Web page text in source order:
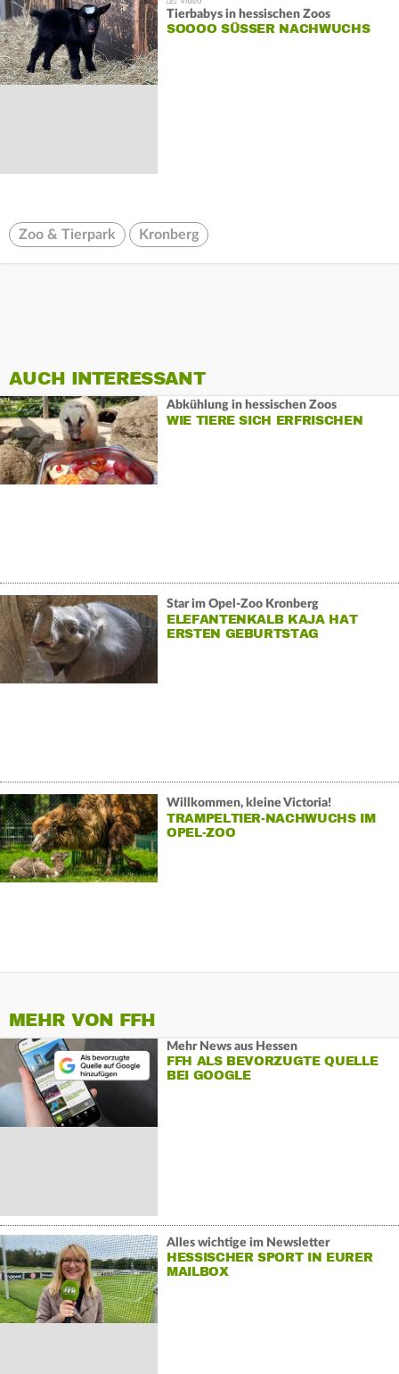
Tierbabys in hessischen Zoos
SOOOO SÜSSER NACHWUCHS
Zoo & Tierpark Kronberg
AUCH INTERESSANT
Abkühlung in hessischen Zoos
WIE TIERE SICH ERFRISCHEN
Star im Opel-Zoo Kronberg
ELEFANTENKALB KAJA HAT
ERSTEN GEBURTSTAG
Willkommen, kleine Victoria!
TRAMPELTIER-NACHWUCHS IM
OPEL-ZOO
MEHR VON FFH
Mehr News aus Hessen
FFH ALS BEVORZUGTE QUELLE
BEI GOOGLE
Alles wichtige im Newsletter
HESSISCHER SPORT IN EURER
MAILBOX